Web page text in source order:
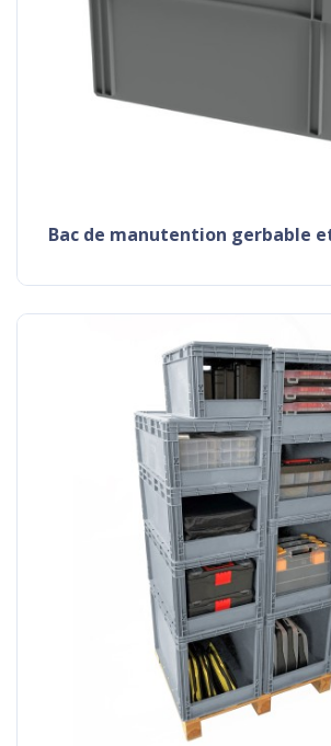
Bac de manutention gerbable